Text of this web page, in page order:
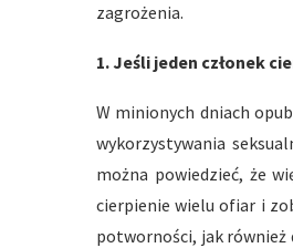
zagrożenia.
1.Jeśli jeden członek
W minionych dniach
wykorzystywania
można powiedzieć, że
cierpienie wielu ofiar i
potworności, jak również